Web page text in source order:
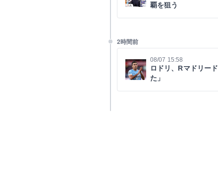
覇を狙う
2時間前
08/07 15:58
ロドリ、Rマドリー
た」